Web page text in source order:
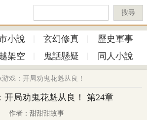
搜尋
小說 玄幻修真
歷史軍事
架空 鬼話懸疑 同人小說
游戏：开局劝鬼花魁从良！
开局劝鬼花魁从良！ 第24章
作者：甜甜甜故事